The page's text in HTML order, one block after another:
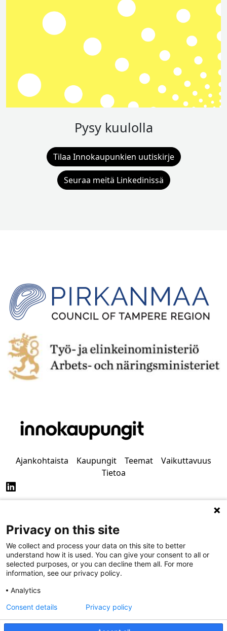
Pysy kuulolla
Tilaa Innokaupunkien uutiskirje
Seuraa meitä Linkedinissä
Ajankohtaista Kaupungit Teemat
Vaikuttavuus
Tietoa
Tietosuoja Saavutettavuus
Privacy on this site
We collect and process your data on this site to better
understand how it is used. You can give your consent to all or
selected purposes, or you can decline them all. For more
information, see our privacy policy.
Analytics
Consent details Privacy policy